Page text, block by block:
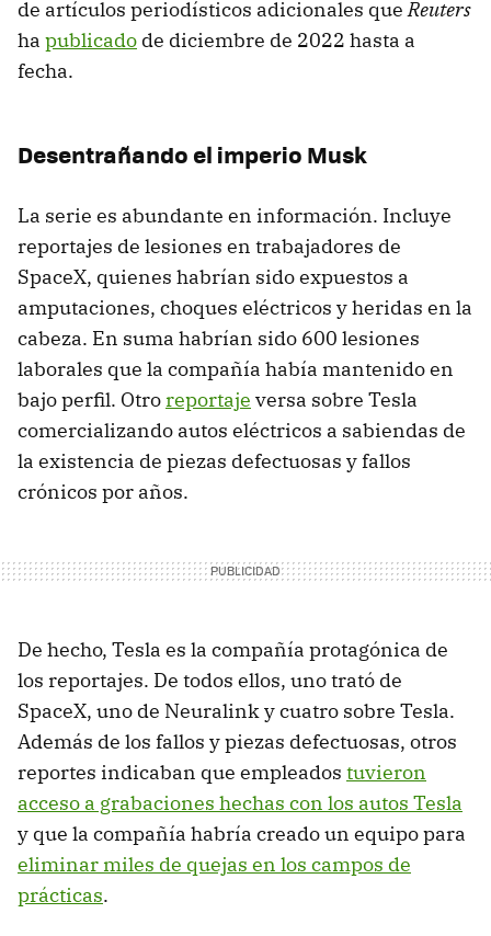
de artículos periodísticos adicionales queReuters
ha publicado de diciembre de 2022 hasta a
fecha.
Desentrañando el imperio Musk
La serie es abundante en información. Incluye
reportajes de lesiones en trabajadores de
SpaceX, quienes habrían sido expuestos a
amputaciones, choques eléctricos y heridas en la
cabeza. En suma habrían sido 600 lesiones
laborales que la compañía había mantenido en
bajo perfil. Otroreportaje versa sobre Tesla
comercializando autos eléctricos a sabiendas de
la existencia de piezas defectuosas y fallos
crónicos por años.
De hecho, Tesla es la compañía protagónica de
los reportajes. De todos ellos, uno trató de
SpaceX, uno de Neuralink y cuatro sobre Tesla.
Además de los fallos y piezas defectuosas, otros
reportes indicaban que empleados tuvieron
acceso a grabaciones hechas con los autos Tesla
y que la compañía habría creado un equipo para
eliminar miles de quejas en los campos de
prácticas.